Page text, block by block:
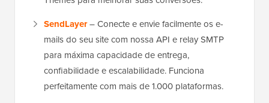
SendLayer– Conecte e envie facilmente os e-
mails do seu site com nossa API e relay SMTP
para máxima capacidade de entrega,
confiabilidade e escalabilidade. Funciona
perfeitamente com mais de 1.000 plataformas.